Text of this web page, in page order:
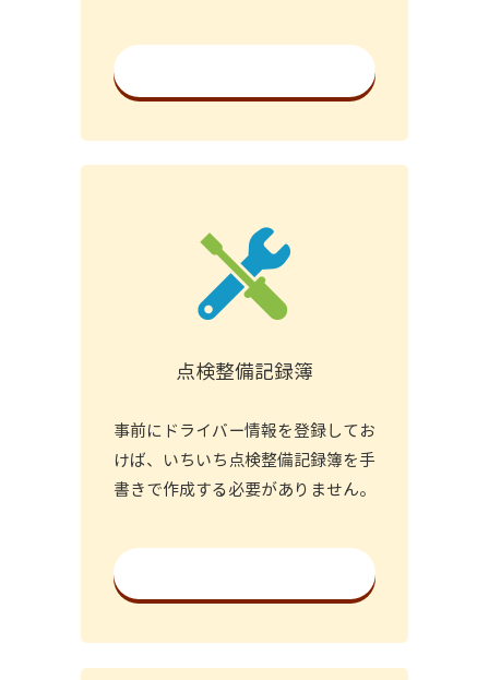
点検整備記録簿
事前にドライバー情報を登録してお
けば、いちいち点検整備記録簿を手
書きで作成する必要がありません。